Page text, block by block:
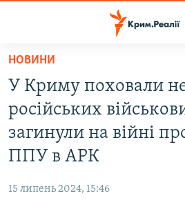
Перейти
основного
матеріалу
Перейти
до
основної
Перейти
ВОДА.КРИМ
ВІДЕО ТА ФОТО
ПОЛІТИКА
НОВИНИ
У Криму поховали
російських
загинули на війні
ППУ в АРК
15 липень 2024, 15:46